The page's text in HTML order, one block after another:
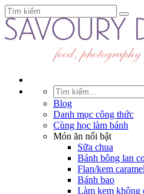
Blog
Danh mục công thức
Cùng học làm bánh
Món ăn nổi bật
Sữa chua
Bánh bông lan
Flan/kem caramel
Bánh bao
Làm kem không